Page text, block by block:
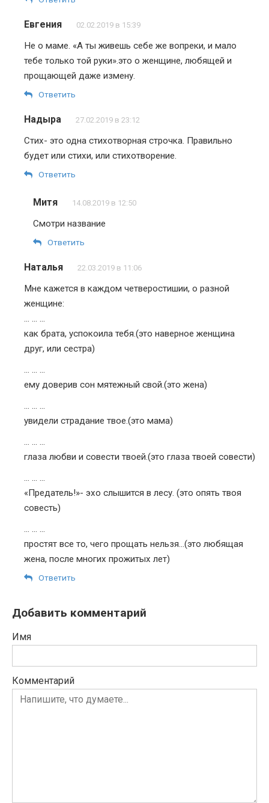
Евгения 02.02.2019 в 15:39
Не о маме. «А ты живешь себе же вопреки, и мало
тебе только той руки».это о женщине, любящей и
прощающей даже измену.
Ответить
Надыра 27.02.2019 в 23:12
Стих- это одна стихотворная строчка. Правильно
будет или стихи, или стихотворение.
Ответить
Митя 14.08.2019 в 12:50
Смотри название
Ответить
Наталья 22.03.2019 в 11:06
Мне кажется в каждом четверостишии, о разной
женщине:
как брата, успокоила тебя.(это наверное женщина
друг, или сестра)
ему доверив сон мятежный свой.(это жена)
увидели страдание твое.(это мама)
глаза любви и совести твоей.(это глаза твоей совести)
«Предатель!»- эхо слышится в лесу. (это опять твоя
совесть)
простят все то, чего прощать нельзя…(это любящая
жена, после многих прожитых лет)
Ответить
Добавить комментарий
Имя
Комментарий